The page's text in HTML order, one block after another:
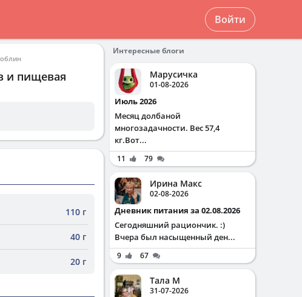
Войти
и пищевая
110 г
40 г
20 г
Интересные блоги
Марусичка
01-08-2026
Июль 2026
Месяц долбаной
многозадачности. Вес 57,4
кг.Вот...
11 79
Ирина Макс
02-08-2026
Дневник питания за 02.08.2026
Сегодняшний рациончик. :)
Вчера был насыщенный ден...
9 67
Тала М
31-07-2026